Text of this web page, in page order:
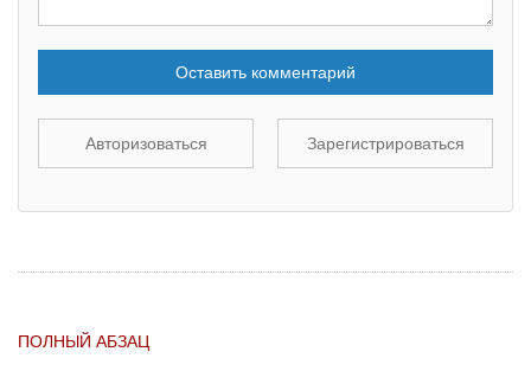
Оставить комментарий
Авторизоваться Зарегистрироваться
ПОЛНЫЙ АБЗАЦ